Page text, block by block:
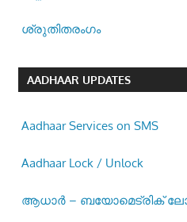
ശ്രുതിതരംഗം
AADHAAR UPDATES
Aadhaar Services on SMS
Aadhaar Lock / Unlock
ആധാർ – ബയോമെട്രിക്